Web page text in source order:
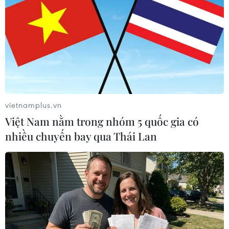
vietnamplus.vn
Việt Nam nằm trong nhóm 5 quốc gia có
nhiều chuyến bay qua Thái Lan